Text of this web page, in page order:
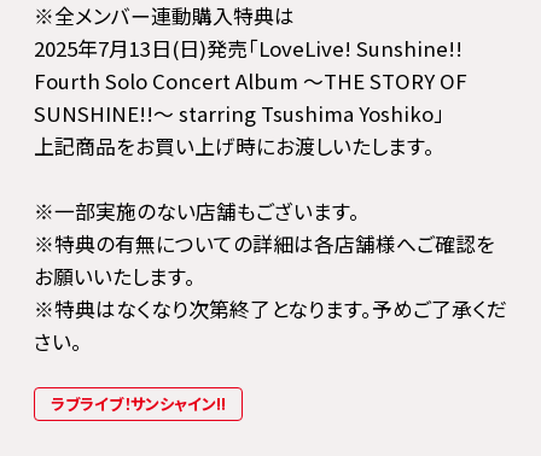
※全メンバー連動購入特典は
2025年7月13日(日)発売「LoveLive! Sunshine!!
Fourth Solo Concert Album ～THE STORY OF
SUNSHINE!!～ starring Tsushima Yoshiko」
上記商品をお買い上げ時にお渡しいたします。
※一部実施のない店舗もございます。
※特典の有無についての詳細は各店舗様へご確認を
お願いいたします。
※特典はなくなり次第終了となります。予めご了承くだ
さい。
ラブライブ！サンシャイン!!